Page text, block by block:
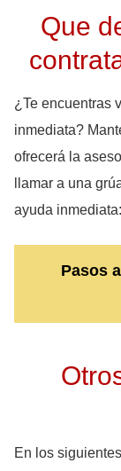
Que
¿Te encuentras
inmediata?
ofrecerá la
llamar a una
ayuda inmediata:
Pasos
En los